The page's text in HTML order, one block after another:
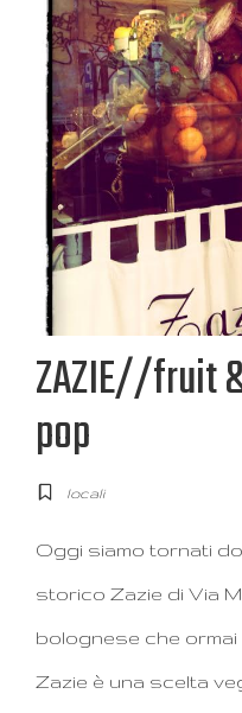
ZAZIE//fruit
pop
locali
Oggi siamo tornati
storico Zazie di Via
bolognese che
Zazie è una scelta